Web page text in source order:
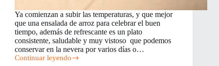
Ya comienzan a subir las temperaturas, y que mejor
que una ensalada de arroz para celebrar el buen
tiempo, además de refrescante es un plato
consistente, saludable y muy vistoso que podemos
conservar en la nevera por varios días o…
Continuar leyendo
Ensalada